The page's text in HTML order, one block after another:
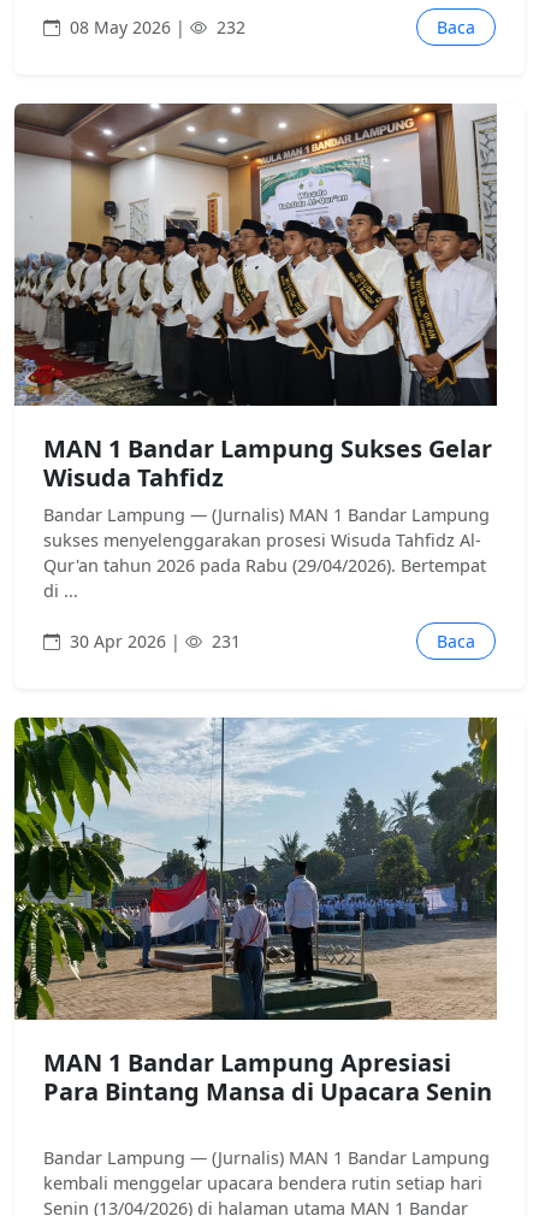
08 May 2026 | 232 Baca
MAN 1 Bandar Lampung Sukses Gelar
Wisuda Tahfidz
Bandar Lampung — (Jurnalis) MAN 1 Bandar Lampung
sukses menyelenggarakan prosesi Wisuda Tahfidz Al-
Qur'an tahun 2026 pada Rabu (29/04/2026). Bertempat
di ...
30 Apr 2026 | 231 Baca
MAN 1 Bandar Lampung Apresiasi
Para Bintang Mansa di Upacara Senin
Bandar Lampung — (Jurnalis) MAN 1 Bandar Lampung
kembali menggelar upacara bendera rutin setiap hari
Senin (13/04/2026) di halaman utama MAN 1 Bandar